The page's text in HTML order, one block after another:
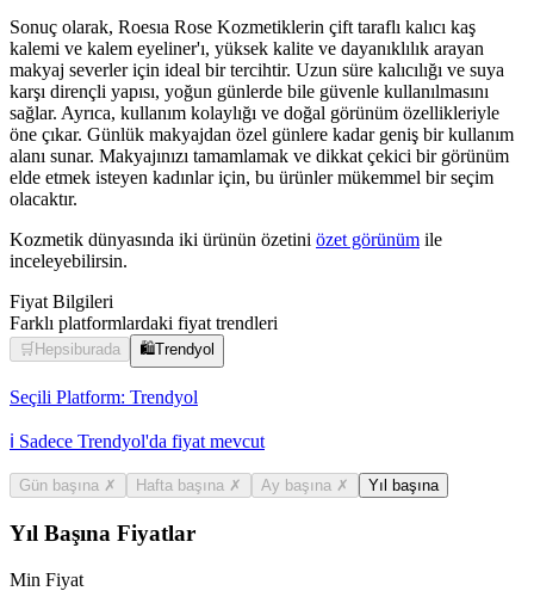
Sonuç olarak, Roesıa Rose Kozmetiklerin çift taraflı kalıcı kaş
kalemi ve kalem eyeliner'ı, yüksek kalite ve dayanıklılık arayan
makyaj severler için ideal bir tercihtir. Uzun süre kalıcılığı ve suya
karşı dirençli yapısı, yoğun günlerde bile güvenle kullanılmasını
sağlar. Ayrıca, kullanım kolaylığı ve doğal görünüm özellikleriyle
öne çıkar. Günlük makyajdan özel günlere kadar geniş bir kullanım
alanı sunar. Makyajınızı tamamlamak ve dikkat çekici bir görünüm
elde etmek isteyen kadınlar için, bu ürünler mükemmel bir seçim
olacaktır.
Kozmetik dünyasında iki ürünün özetini özet görünüm ile
inceleyebilirsin.
Fiyat Bilgileri
Farklı platformlardaki fiyat trendleri
🛒 Hepsiburada 🛍️Trendyol
Seçili Platform: Trendyol
ℹ️ Sadece Trendyol'da fiyat mevcut
Gün başına ✗ Hafta başına ✗ Ay başına ✗ Yıl başına
Yıl Başına Fiyatlar
Min Fiyat